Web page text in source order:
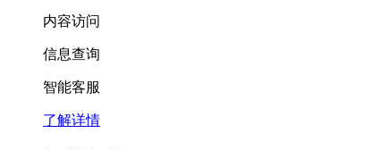
内容访问
信息查询
智能客服
了解详情